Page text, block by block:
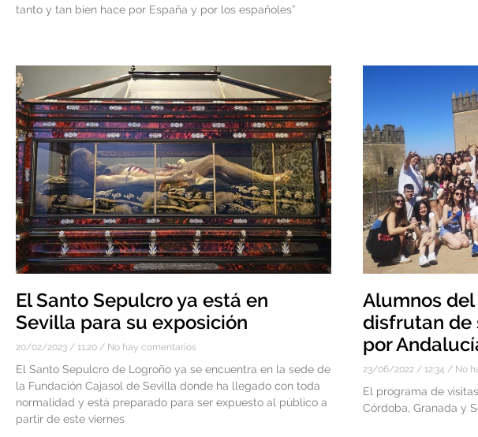
tanto y tan bien hace por España y por los españoles”
El Santo Sepulcro ya está en
Sevilla para su exposición
20/02/2023 11:20 No hay comentarios
El Santo Sepulcro de Logroño ya se encuentra en la sede de
la Fundación Cajasol de Sevilla donde ha llegado con toda
normalidad y está preparado para ser expuesto al público a
partir de este viernes
Alumnos del
disfrutan de
por
23/06/2022 12:34 No
El programa de
Córdoba, Granada y